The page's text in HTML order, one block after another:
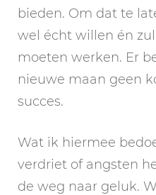
bieden. Om dat te
wel écht willen én
moeten werken. Er
nieuwe maan geen
succes.
Wat ik hiermee
verdriet of angsten
de weg naar geluk.